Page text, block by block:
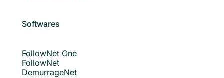
Softwares
FollowNet One
FollowNet
DemurrageNet